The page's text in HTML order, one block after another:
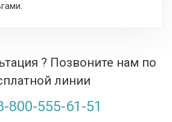
? Позвоните нам по
линии
800-555-61-51